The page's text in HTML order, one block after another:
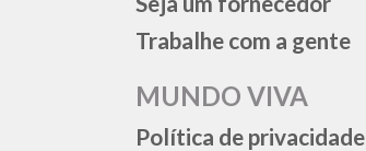
Trabalhe com a gente
MUNDO VIVA
Política de privacidade